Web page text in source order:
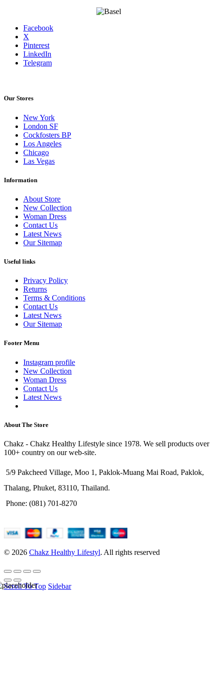
Facebook
X
Pinterest
LinkedIn
Telegram
Our Stores
New York
London SF
Cockfosters BP
Los Angeles
Chicago
Las Vegas
Information
About Store
New Collection
Woman Dress
Contact Us
Latest News
Our Sitemap
Useful links
Privacy Policy
Returns
Terms & Conditions
Contact Us
Latest News
Our Sitemap
Footer Menu
Instagram profile
New Collection
Woman Dress
Contact Us
Latest News
About The Store
Chakz - Chakz Healthy Lifestyle since 1978. We sell products over
100+ country on our web-site.
5/9 Pakcheed Village, Moo 1, Paklok-Muang Mai Road, Paklok,
Thalang, Phuket, 83110, Thailand.
Phone: (081) 701-8270
© 2026 Chakz Healthy Lifestyl. All rights reserved
Scroll To Top Sidebar